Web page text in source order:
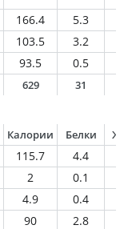
166.4 5.3
103.5 3.2
93.5 0.5
629 31
Калории Белки
115.7 4.4
2 0.1
4.9 0.4
90 2.8